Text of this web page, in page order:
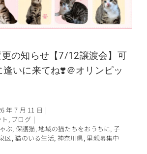
更の知らせ【7/12譲渡会】可
いに来てね❣️＠オリンピッ
年 7 月 11 日 |
, ブログ |
ぶ, 保護猫,地域の猫たちをおうちに,子
区,猫のいる生活, 神奈川県, 里親募集中